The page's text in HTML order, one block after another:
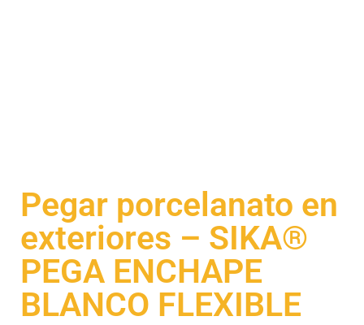
Pegar porcelanato en
exteriores – SIKA®
PEGA ENCHAPE
BLANCO FLEXIBLE